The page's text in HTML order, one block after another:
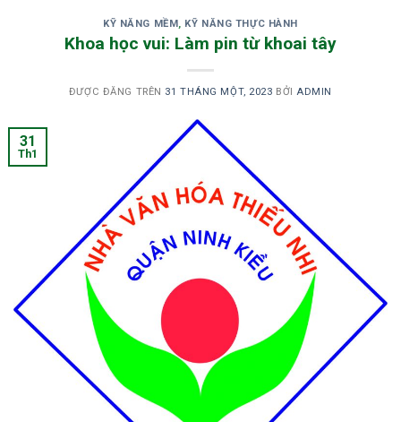
KỸ NĂNG MỀM, KỸ NĂNG THỰC HÀNH
Khoa học vui: Làm pin từ khoai tây
ĐƯỢC ĐĂNG TRÊN 31 THÁNG MỘT, 2023 BỞIADMIN
31
Th1